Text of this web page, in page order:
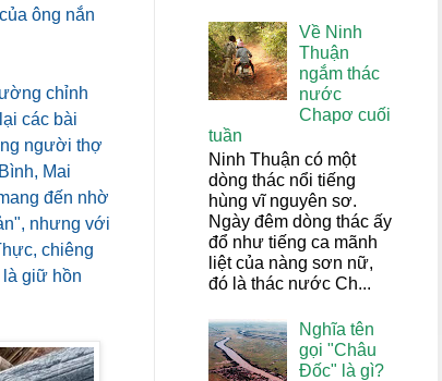
ông nắn
chỉnh
các bài
người thợ
Mai
đến nhờ
nhưng với
chiêng
là giữ hồn
Về Ninh
Thuận
ngắm thác
nước
Chapơ cuối
tuần
Ninh Thuận có một
dòng thác nổi tiếng
hùng vĩ nguyên sơ.
Ngày đêm dòng thác ấy
đổ như tiếng ca mãnh
liệt của nàng sơn nữ,
đó là thác nước Ch...
Nghĩa tên
gọi "Châu
Đốc" là gì?